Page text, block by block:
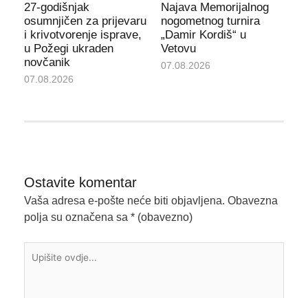
27-godišnjak
osumnjičen za prijevaru
i krivotvorenje isprave,
u Požegi ukraden
novčanik
07.08.2026
Najava Memorijalnog
nogometnog turnira
„Damir Kordiš“ u
Vetovu
07.08.2026
Ostavite komentar
Vaša adresa e-pošte neće biti objavljena. Obavezna
polja su označena sa * (obavezno)
ovdje...